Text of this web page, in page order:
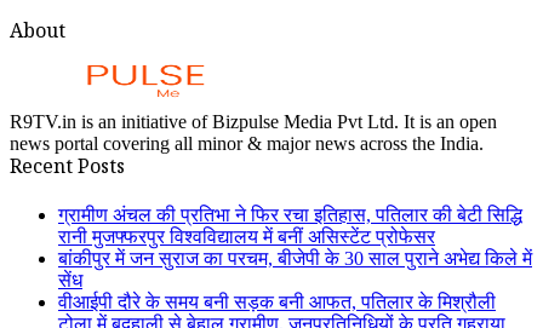
About
R9TV.in is an initiative of Bizpulse Media Pvt Ltd. It is an open
news portal covering all minor & major news across the India.
Recent Posts
ग्रामीण अंचल की प्रतिभा ने फिर रचा इतिहास, पतिलार की बेटी सिद्धि
रानी मुजफ्फरपुर विश्वविद्यालय में बनीं असिस्टेंट प्रोफेसर
बांकीपुर में जन सुराज का परचम, बीजेपी के 30 साल पुराने अभेद्य किले में
सेंध
वीआईपी दौरे के समय बनी सड़क बनी आफत, पतिलार के मिश्रौली
टोला में बदहाली से बेहाल ग्रामीण, जनप्रतिनिधियों के प्रति गहराया